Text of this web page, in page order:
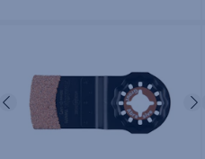
Föregående